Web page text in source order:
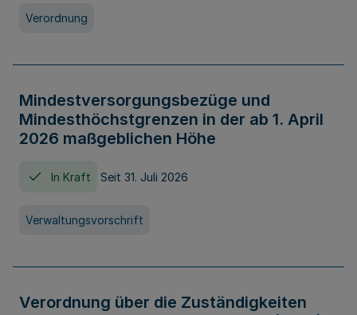
Verordnung
Mindestversorgungsbezüge und
Mindesthöchstgrenzen in der ab 1. April
2026 maßgeblichen Höhe
In Kraft Seit 31. Juli 2026
Verwaltungsvorschrift
Verordnung über die Zuständigkeiten